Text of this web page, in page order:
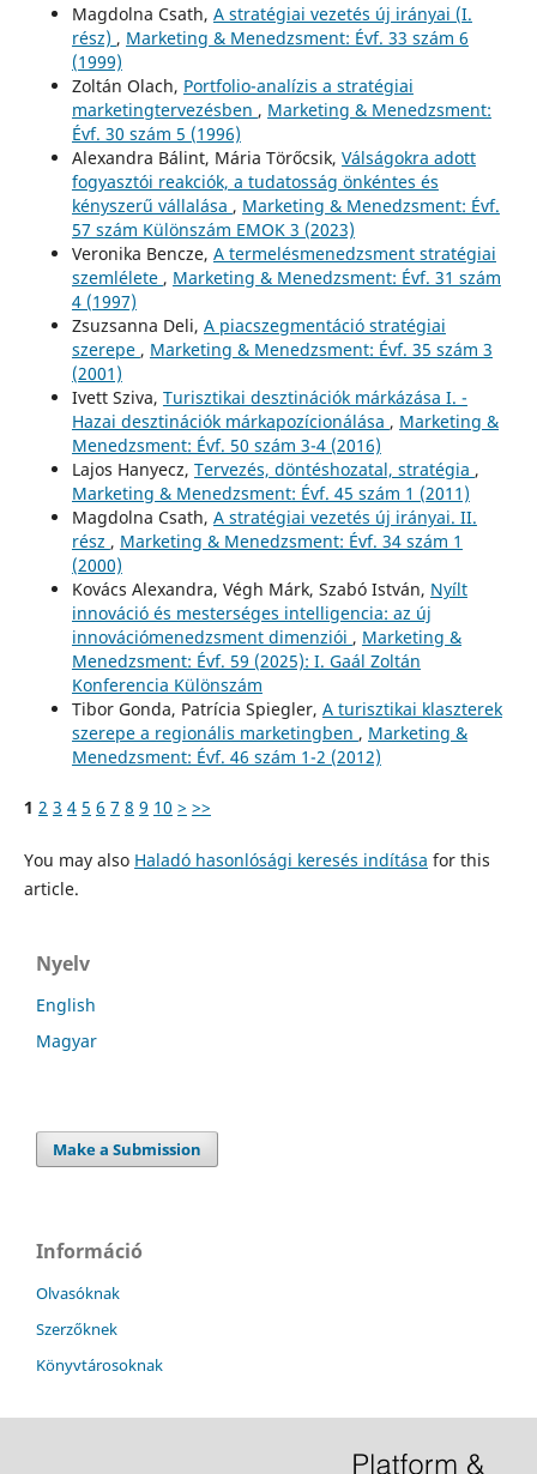
Magdolna Csath, A stratégiai vezetés új irányai (I.
rész) , Marketing & Menedzsment: Évf. 33 szám 6
(1999)
Zoltán Olach, Portfolio-analízis a stratégiai
marketingtervezésben , Marketing & Menedzsment:
Évf. 30 szám 5 (1996)
Alexandra Bálint, Mária Törőcsik, Válságokra adott
fogyasztói reakciók, a tudatosság önkéntes és
kényszerű vállalása , Marketing & Menedzsment: Évf.
57 szám Különszám EMOK 3 (2023)
Veronika Bencze, A termelésmenedzsment stratégiai
szemlélete , Marketing & Menedzsment: Évf. 31 szám
4 (1997)
Zsuzsanna Deli, A piacszegmentáció stratégiai
szerepe , Marketing & Menedzsment: Évf. 35 szám 3
(2001)
Ivett Sziva, Turisztikai desztinációk márkázása I. -
Hazai desztinációk márkapozícionálása , Marketing &
Menedzsment: Évf. 50 szám 3-4 (2016)
Lajos Hanyecz, Tervezés, döntéshozatal, stratégia ,
Marketing & Menedzsment: Évf. 45 szám 1 (2011)
Magdolna Csath, A stratégiai vezetés új irányai. II.
rész , Marketing & Menedzsment: Évf. 34 szám 1
(2000)
Kovács Alexandra, Végh Márk, Szabó István, Nyílt
innováció és mesterséges intelligencia: az új
innovációmenedzsment dimenziói , Marketing &
Menedzsment: Évf. 59 (2025): I. Gaál Zoltán
Konferencia Különszám
Tibor Gonda, Patrícia Spiegler, A turisztikai klaszterek
szerepe a regionális marketingben , Marketing &
Menedzsment: Évf. 46 szám 1-2 (2012)
1 2 3 4 5 6 7 8 9 10 > >>
You may also Haladó hasonlósági keresés indítása for this
article.
Nyelv
English
Magyar
Make a Submission
Információ
Olvasóknak
Szerzőknek
Könyvtárosoknak